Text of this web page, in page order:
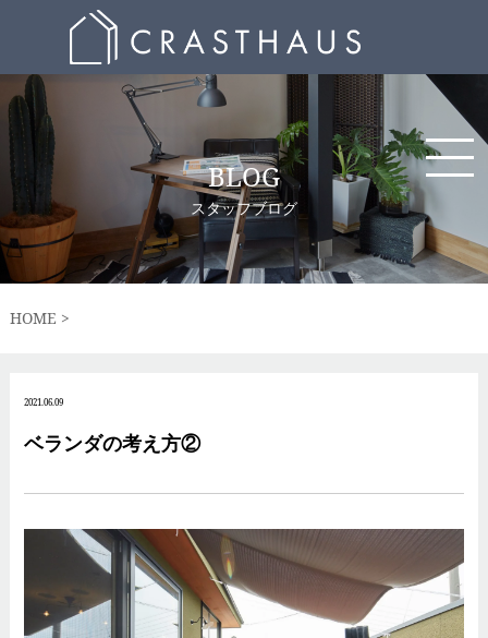
BLOG
スタッフブログ
HOME
2021.06.09
ベランダの考え方②